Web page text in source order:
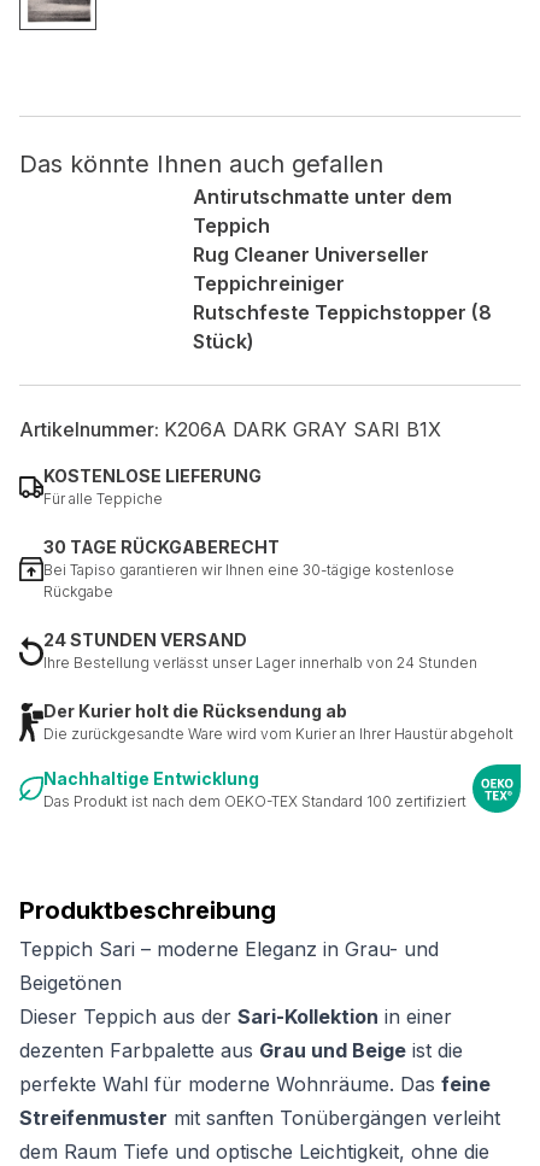
Produktbeschreibung
Teppich Sari – moderne Eleganz in Grau- und
Beigetönen
Dieser Teppich aus der Sari-Kollektion in einer
dezenten Farbpalette aus Grau und Beige ist die
perfekte Wahl für moderne Wohnräume. Das feine
Streifenmuster mit sanften Tonübergängen verleiht
dem Raum Tiefe und optische Leichtigkeit, ohne die
Das könnte Ihnen auch gefallen
Antirutschmatte unter dem
Teppich
Rug Cleaner Universeller
Teppichreiniger
Rutschfeste Teppichstopper (8
Stück)
Artikelnummer: K206A DARK GRAY SARI B1X
KOSTENLOSE LIEFERUNG
Für alle Teppiche
30 TAGE RÜCKGABERECHT
Bei Tapiso garantieren wir Ihnen eine 30-tägige kostenlose
Rückgabe
24 STUNDEN VERSAND
Ihre Bestellung verlässt unser Lager innerhalb von 24 Stunden
Der Kurier holt die Rücksendung ab
Die zurückgesandte Ware wird vom Kurier an Ihrer Haustür abgeholt
Nachhaltige Entwicklung
Das Produkt ist nach dem OEKO-TEX Standard 100 zertifiziert
wurden.
Alle ablehnen
Meine Einstellungen speichern
Alle akzeptieren